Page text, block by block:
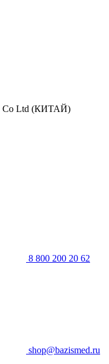
Co Ltd (КИТАЙ)
8 800 200 20 62
shop@bazismed.ru